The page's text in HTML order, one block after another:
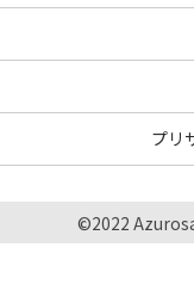
プリ
©2022